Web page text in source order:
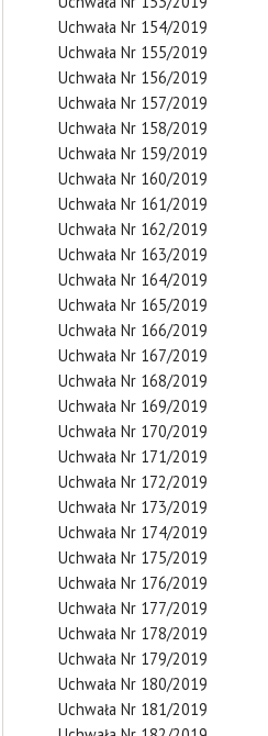
Uchwała Nr 154/2019
Uchwała Nr 155/2019
Uchwała Nr 156/2019
Uchwała Nr 157/2019
Uchwała Nr 158/2019
Uchwała Nr 159/2019
Uchwała Nr 160/2019
Uchwała Nr 161/2019
Uchwała Nr 162/2019
Uchwała Nr 163/2019
Uchwała Nr 164/2019
Uchwała Nr 165/2019
Uchwała Nr 166/2019
Uchwała Nr 167/2019
Uchwała Nr 168/2019
Uchwała Nr 169/2019
Uchwała Nr 170/2019
Uchwała Nr 171/2019
Uchwała Nr 172/2019
Uchwała Nr 173/2019
Uchwała Nr 174/2019
Uchwała Nr 175/2019
Uchwała Nr 176/2019
Uchwała Nr 177/2019
Uchwała Nr 178/2019
Uchwała Nr 179/2019
Uchwała Nr 180/2019
Uchwała Nr 181/2019